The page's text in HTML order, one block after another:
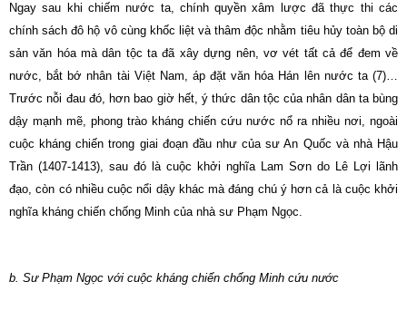
Ngay sau khi chiếm nước ta, chính quyền xâm lược đã thực thi các
chính sách đô hộ vô cùng khốc liệt và thâm độc nhằm tiêu hủy toàn bộ di
sản văn hóa mà dân tộc ta đã xây dựng nên, vơ vét tất cả để đem về
nước, bắt bớ nhân tài Việt Nam, áp đặt văn hóa Hán lên nước ta (7)…
Trước nỗi đau đó, hơn bao giờ hết, ý thức dân tộc của nhân dân ta bùng
dậy mạnh mẽ, phong trào kháng chiến cứu nước nổ ra nhiều nơi, ngoài
cuộc kháng chiến trong giai đoạn đầu như của sư An Quốc và nhà Hậu
Trần (1407-1413), sau đó là cuộc khởi nghĩa Lam Sơn do Lê Lợi lãnh
đạo, còn có nhiều cuộc nổi dậy khác mà đáng chú ý hơn cả là cuộc khởi
nghĩa kháng chiến chống Minh của nhà sư Phạm Ngọc.
b. Sư Phạm Ngọc với cuộc kháng chiến chống Minh cứu nước